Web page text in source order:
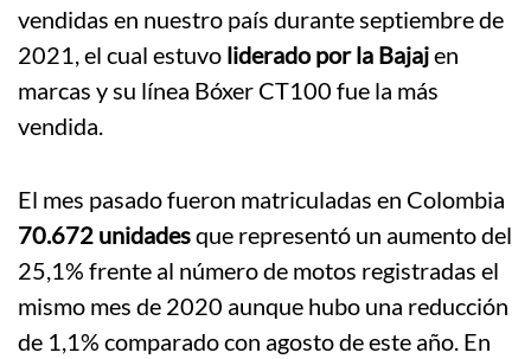
vendidas en nuestro país durante septiembre de
2021, el cual estuvo liderado por la Bajajen
marcas y su línea Bóxer CT100 fue la más
vendida.
El mes pasado fueron matriculadas en Colombia
70.672 unidadesque representó un aumento del
25,1% frente al número de motos registradas el
mismo mes de 2020 aunque hubo una reducción
de 1,1% comparado con agosto de este año. En